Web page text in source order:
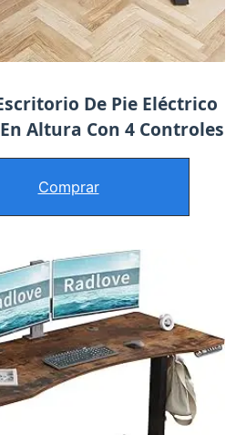
De Pie Eléctrico
Altura Con 4 Controles
Comprar